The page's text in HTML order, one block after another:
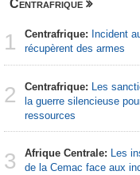
Centrafrique
1 Centrafrique: Incident
récupèrent des armes
2 Centrafrique: Les
la guerre silencieuse
ressources
3 Afrique Centrale: Les
de la Cemac face aux